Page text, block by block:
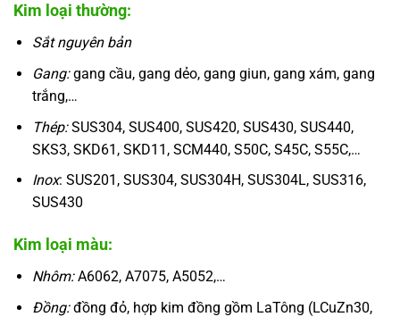
Kim loại thường:
Sắt nguyên bản
Gang:gang cầu, gang dẻo, gang giun, gang xám, gang
trắng,…
Thép:SUS304, SUS400, SUS420, SUS430, SUS440,
SKS3, SKD61, SKD11, SCM440, S50C, S45C, S55C,…
Inox: SUS201, SUS304, SUS304H, SUS304L, SUS316,
SUS430
Kim loại màu:
Nhôm:A6062, A7075, A5052,…
Đồng:đồng đỏ, hợp kim đồng gồm LaTông (LCuZn30,